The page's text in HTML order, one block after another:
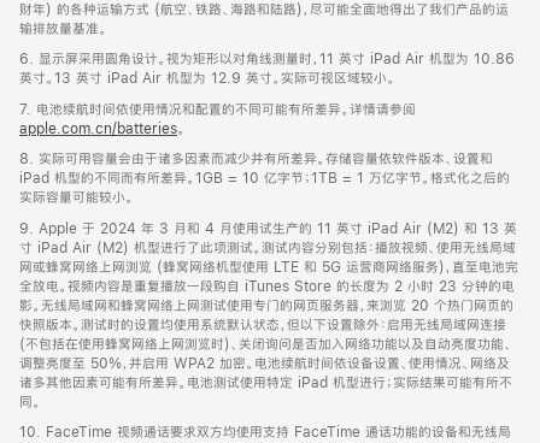
财年) 的各种运输方式 (航空、铁路、海路和陆路)，尽可能全面地得出了我们产品的运
输排放量基准。
6. 显示屏采用圆角设计。视为矩形以对角线测量时，11 英寸 iPad Air 机型为 10.86
英寸。13 英寸 iPad Air 机型为 12.9 英寸。实际可视区域较小。
7. 电池续航时间依使用情况和配置的不同可能有所差异。详情请参阅
apple.com.cn/batteries。
8. 实际可用容量会由于诸多因素而减少并有所差异。存储容量依软件版本、设置和
iPad 机型的不同而有所差异。1GB = 10 亿字节；1TB = 1 万亿字节。格式化之后的
实际容量可能较小。
9. Apple 于 2024 年 3 月和 4 月使用试生产的 11 英寸 iPad Air (M2) 和 13 英
寸 iPad Air (M2) 机型进行了此项测试。测试内容分别包括：播放视频、使用无线局域
网或蜂窝网络上网浏览 (蜂窝网络机型使用 LTE 和 5G 运营商网络服务)，直至电池完
全放电。视频内容是重复播放一段购自 iTunes Store 的长度为 2 小时 23 分钟的电
影。无线局域网和蜂窝网络上网测试使用专门的网页服务器，来浏览 20 个热门网页的
快照版本。测试时的设置均使用系统默认状态，但以下设置除外：启用无线局域网连接
(不包括在使用蜂窝网络上网浏览时)、关闭询问是否加入网络功能以及自动亮度功能、
调整亮度至 50%，并启用 WPA2 加密。电池续航时间依设备设置、使用情况、网络及
诸多其他因素可能有所差异。电池测试使用特定 iPad 机型进行；实际结果可能有所不
同。
10. FaceTime 视频通话要求双方均使用支持 FaceTime 通话功能的设备和无线局